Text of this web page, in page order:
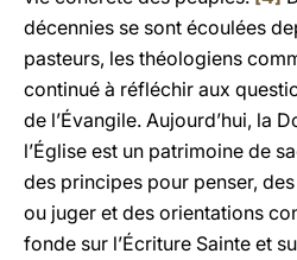
décennies se sont écoulées
pasteurs, les théologiens
continué à réfléchir aux
de l’Évangile. Aujourd’hui, la
l’Église est un patrimoine de
des principes pour penser,
ou juger et des orientations
fonde sur l’Écriture Sainte et